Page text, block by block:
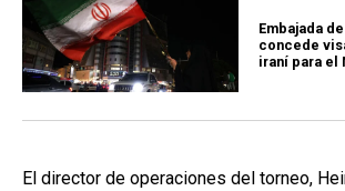
Embajada
concede
iraní para el
El director de operaciones del torneo,